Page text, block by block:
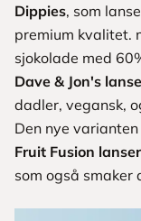
Dippies, som
premium kvalitet.
sjokolade med
Dave & Jon's
dadler, vegansk,
Den nye
Fruit Fusion
som også